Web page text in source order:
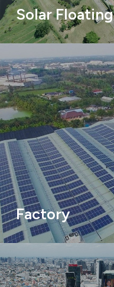
Solar Floating
Factory